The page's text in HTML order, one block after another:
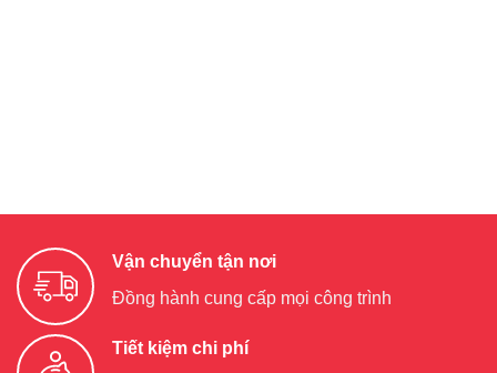
Vận chuyển tận nơi
Đồng hành cung cấp mọi công trình
Tiết kiệm chi phí